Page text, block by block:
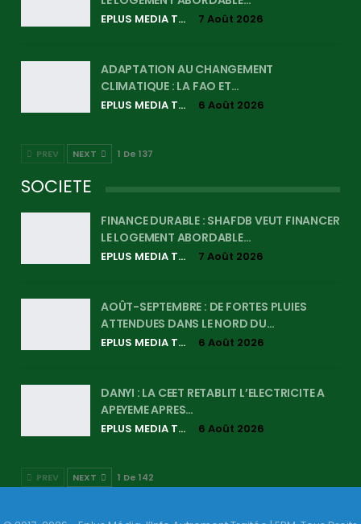
EPLUS MEDIA TV 7 Août 2026
ADAPTATION AU CHANGEMENT
CLIMATIQUE : LA FAO ET…
EPLUS MEDIA TV 6 Août 2026
PREV NEXT 1 De 137
SOCIETE
FINANCE DURABLE : SHAFDB VEUT FINANCER
LE LOGEMENT ABORDABLE…
EPLUS MEDIA TV 7 Août 2026
AOÛT-SEPTEMBRE : DE FORTES PLUIES
ATTENDUES DANS LE NORD DU…
EPLUS MEDIA TV 6 Août 2026
DANYI : LA CEET RETABLIT L’ELECTRICITE A
APEYEME APRES…
EPLUS MEDIA TV 6 Août 2026
PREV NEXT 1 De 142